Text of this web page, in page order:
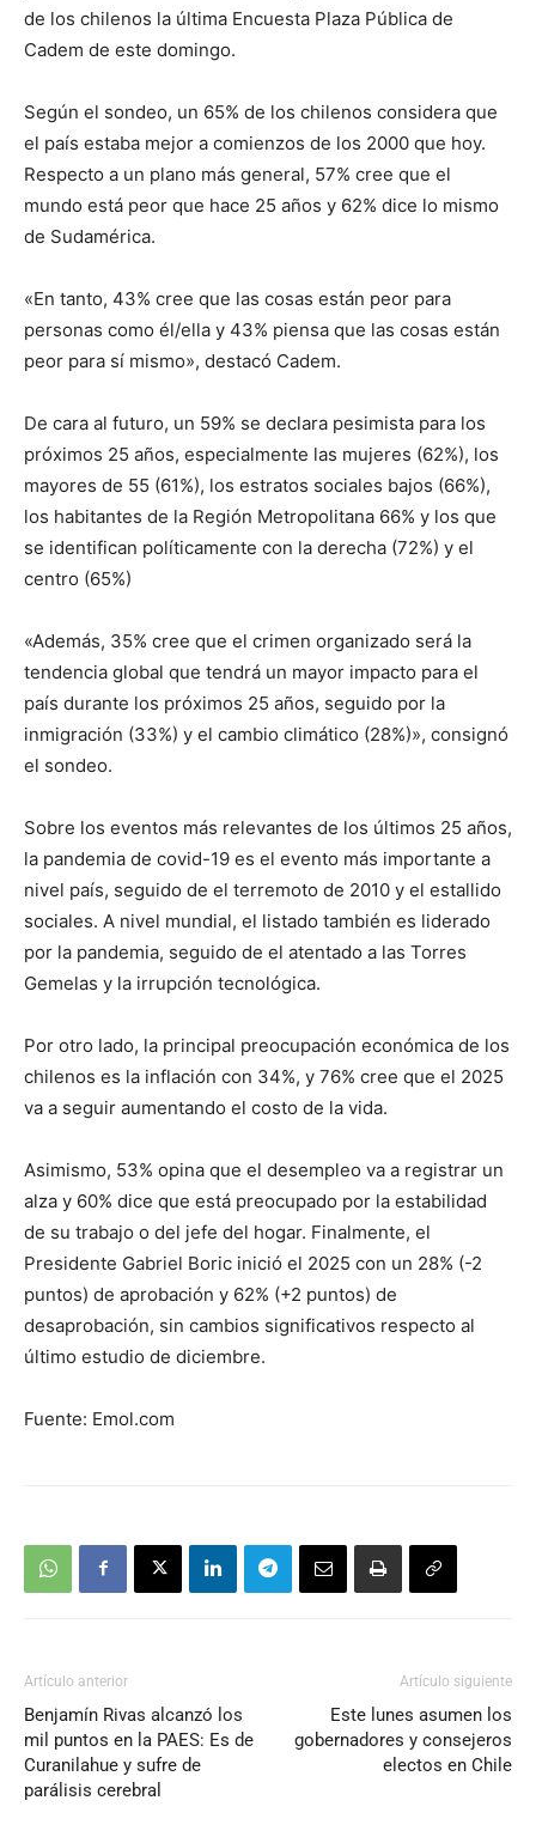
de los chilenos la última Encuesta Plaza Pública de
Cadem de este domingo.
Según el sondeo, un 65% de los chilenos considera que
el país estaba mejor a comienzos de los 2000 que hoy.
Respecto a un plano más general, 57% cree que el
mundo está peor que hace 25 años y 62% dice lo mismo
de Sudamérica.
«En tanto, 43% cree que las cosas están peor para
personas como él/ella y 43% piensa que las cosas están
peor para sí mismo», destacó Cadem.
De cara al futuro, un 59% se declara pesimista para los
próximos 25 años, especialmente las mujeres (62%), los
mayores de 55 (61%), los estratos sociales bajos (66%),
los habitantes de la Región Metropolitana 66% y los que
se identifican políticamente con la derecha (72%) y el
centro (65%)
«Además, 35% cree que el crimen organizado será la
tendencia global que tendrá un mayor impacto para el
país durante los próximos 25 años, seguido por la
inmigración (33%) y el cambio climático (28%)», consignó
el sondeo.
Sobre los eventos más relevantes de los últimos 25 años,
la pandemia de covid-19 es el evento más importante a
nivel país, seguido de el terremoto de 2010 y el estallido
sociales. A nivel mundial, el listado también es liderado
por la pandemia, seguido de el atentado a las Torres
Gemelas y la irrupción tecnológica.
Por otro lado, la principal preocupación económica de los
chilenos es la inflación con 34%, y 76% cree que el 2025
va a seguir aumentando el costo de la vida.
Asimismo, 53% opina que el desempleo va a registrar un
alza y 60% dice que está preocupado por la estabilidad
de su trabajo o del jefe del hogar. Finalmente, el
Presidente Gabriel Boric inició el 2025 con un 28% (-2
puntos) de aprobación y 62% (+2 puntos) de
desaprobación, sin cambios significativos respecto al
último estudio de diciembre.
Fuente: Emol.com
Artículo anterior
Benjamín Rivas alcanzó los
mil puntos en la PAES: Es de
Curanilahue y sufre de
parálisis cerebral
Artículo siguiente
Este lunes asumen los
gobernadores y consejeros
electos en Chile